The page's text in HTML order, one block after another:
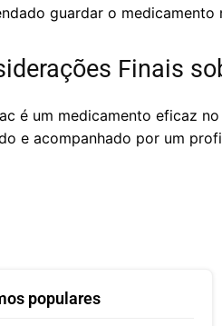
guardar o medicamento
Finais
é um medicamento eficaz
e acompanhado por um
populares